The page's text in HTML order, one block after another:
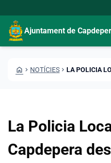
Ajuntament de
HOME CHEVRON_RIGHT NOTÍCIES CHEVRON_RIGHT
La Policia
Capdepera